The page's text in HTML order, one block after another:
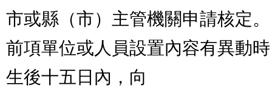
市或縣（市）主管機關申請核定。
前項單位或人員設置內容有異動
生後十五日內，向